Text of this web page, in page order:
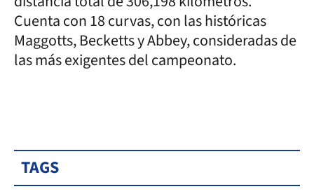
Cuenta con 18 curvas, con las históricas
Maggotts, Becketts y Abbey, consideradas de
las más exigentes del campeonato.
TAGS